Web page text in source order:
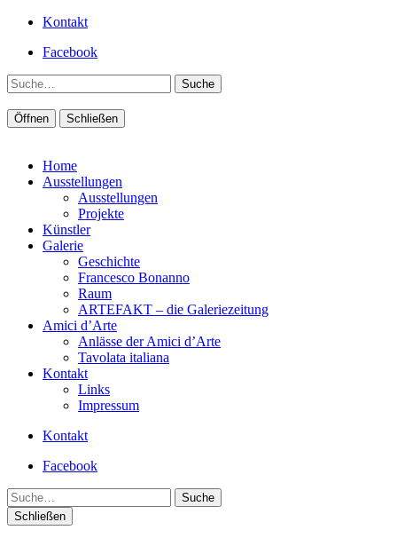
Kontakt
Facebook
Suche
Öffnen Schließen
Home
Ausstellungen
Ausstellungen
Projekte
Künstler
Galerie
Geschichte
Francesco Bonanno
Raum
ARTEFAKT – die Galeriezeitung
Amici d’Arte
Anlässe der Amici d’Arte
Tavolata italiana
Kontakt
Links
Impressum
Kontakt
Facebook
Suche
Schließen